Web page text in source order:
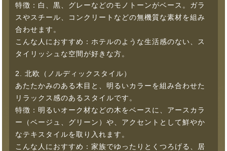
特徴：白、黒、グレーなどのモノトーンがベース。ガラ
スやスチール、コンクリートなどの無機質な素材を組み
合わせます。
こんな人におすすめ：ホテルのような生活感のない、ス
タイリッシュな空間が好きな方。
2. 北欧（ノルディックスタイル）
あたたかみのある木目と、明るいカラーを組み合わせた
リラックス感のあるスタイルです。
特徴：明るいオーク材などの木をベースに、アースカラ
ー（ベージュ、グリーン）や、アクセントとして鮮やか
なテキスタイルを取り入れます。
こんな人におすすめ：家族でゆったりとくつろげる、居